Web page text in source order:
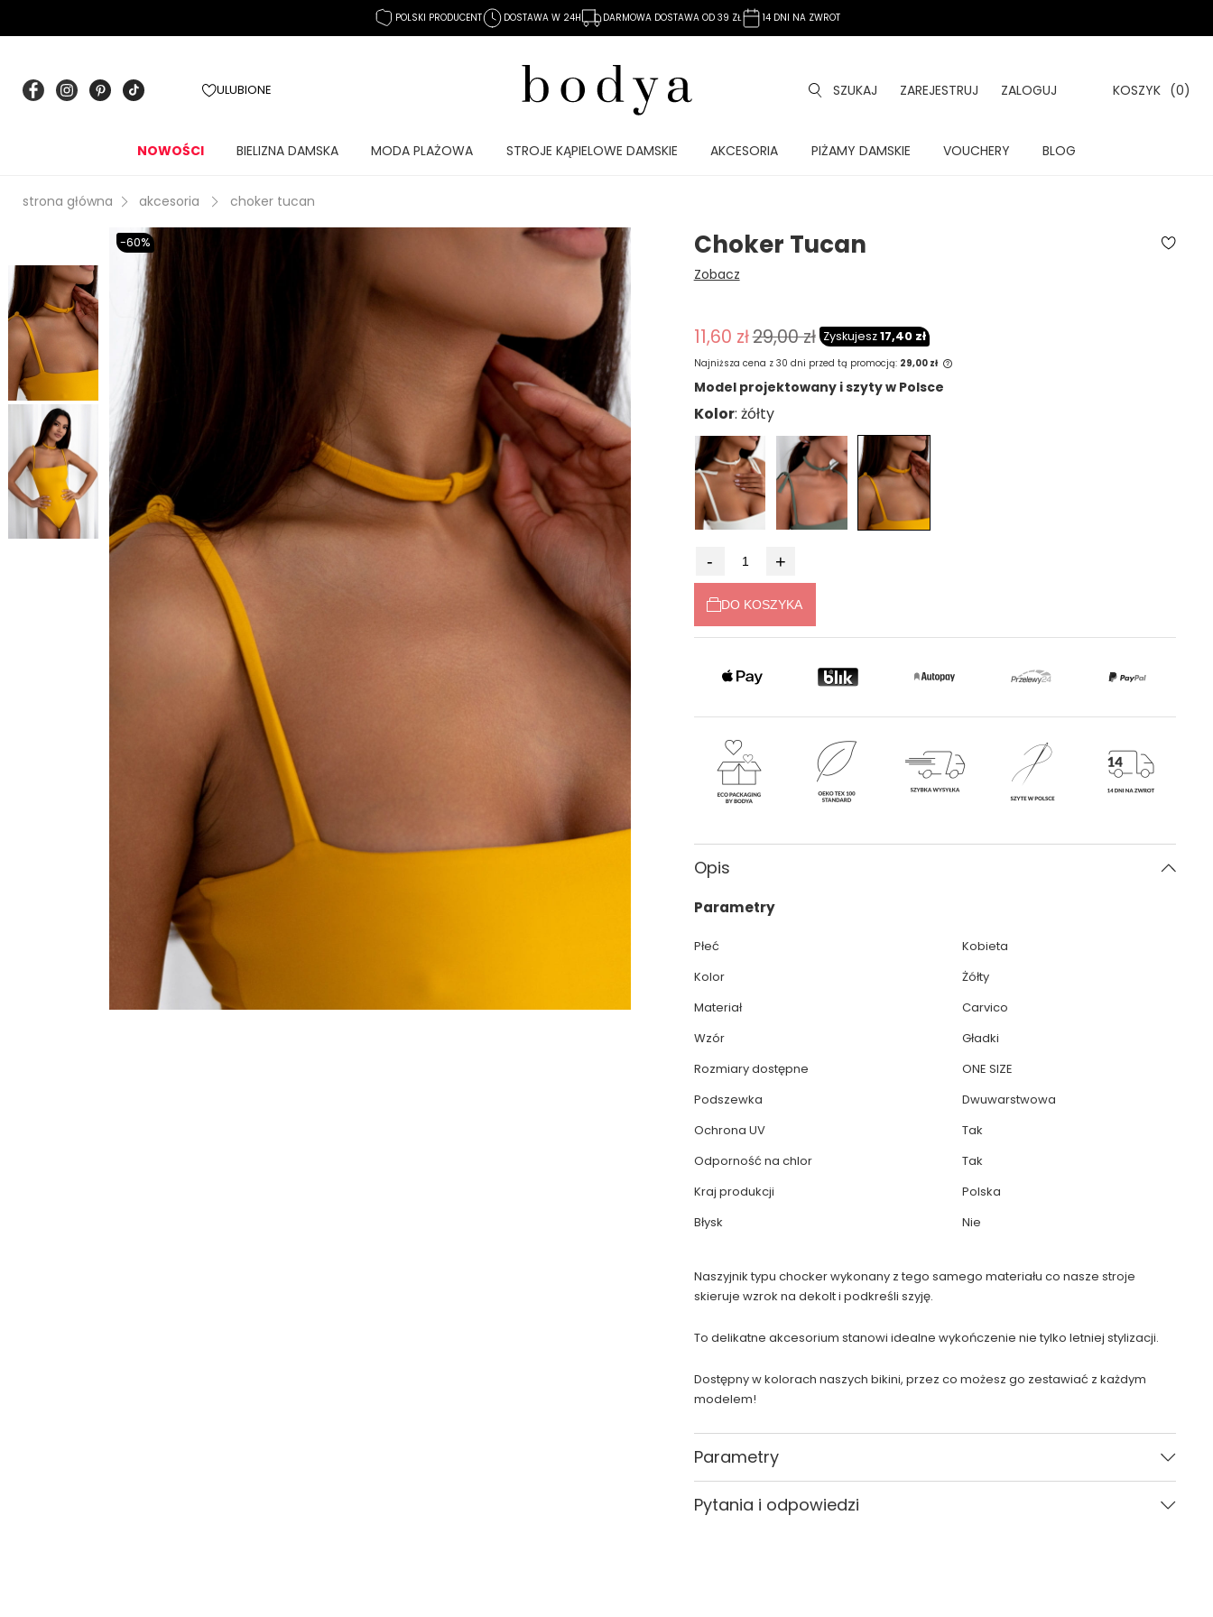
POLSKI PRODUCENT DOSTAWA W 24H DARMOWA DOSTAWA OD 39 ZŁ 14 DNI NA ZWROT
ULUBIONE SZUKAJ ZAREJESTRUJ ZALOGUJ KOSZYK (0)
NOWOŚCI BIELIZNA DAMSKA MODA PLAŻOWA STROJE KĄPIELOWE DAMSKIE AKCESORIA PIŻAMY DAMSKIE VOUCHERY BLOG
strona główna akcesoria choker tucan
-60% Choker Tucan
Zobacz
11,60 zł29,00 zł Zyskujesz17,40 zł
Najniższa cena z 30 dni przed tą promocją: 29,00 zł
Jeżeli produkt jest sprzedawany krócej
niż 30 dni, wyświetlana jest najniższa
cena od momentu, kiedy produkt
pojawił się w sprzedaży.
Model projektowany i szyty w Polsce
Kolor
- +
DO KOSZYKA
Opis
Parametry
Płeć
Kobieta
Kolor
Żółty
Materiał
Carvico
Wzór
Gładki
Rozmiary dostępne
ONE SIZE
Podszewka
Dwuwarstwowa
Ochrona UV
Tak
Odporność na chlor
Tak
Kraj produkcji
Polska
Błysk
Nie
Naszyjnik typu chocker wykonany z tego samego materiału co nasze stroje
skieruje wzrok na dekolt i podkreśli szyję.
To delikatne akcesorium stanowi idealne wykończenie nie tylko letniej stylizacji.
Dostępny w kolorach naszych bikini, przez co możesz go zestawiać z każdym
modelem!
Parametry
Kolor
Pytania i odpowiedzi